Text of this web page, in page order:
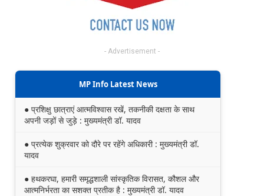
- Advertisement -
MP Info Latest News
● प्रशिक्षु छात्राएं आत्मविश्वास रखें, तकनीकी दक्षता के साथ
अपनी जड़ों से जुड़े : मुख्यमंत्री डॉ. यादव
● प्रत्येक शुक्रवार को दौरे पर रहेंगे अधिकारी : मुख्यमंत्री डॉ.
यादव
● हथकरघा, हमारी समृद्धशाली सांस्कृतिक विरासत, कौशल और
आत्मनिर्भरता का सशक्त प्रतीक है : मुख्यमंत्री डॉ. यादव